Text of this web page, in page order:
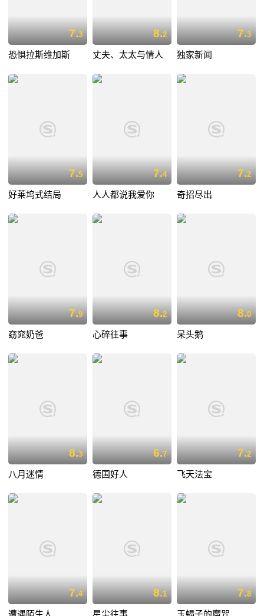
7.3
恐惧拉斯维加斯
8.2
丈夫、太太与情人
7.3
独家新闻
7.5
好莱坞式结局
7.4
人人都说我爱你
7.2
奇招尽出
7.9
窈窕奶爸
8.2
心碎往事
8.0
呆头鹅
8.3
八月迷情
6.7
德国好人
7.2
飞天法宝
7.4 8.1 7.8